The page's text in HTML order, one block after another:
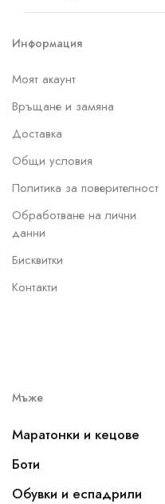
Информация
Моят акаунт
Връщане и замяна
Доставка
Общи условия
Политика за поверителност
Обработване на лични
данни
Бисквитки
Контакти
Мъже
Маратонки и кецове
Боти
Обувки и еспадрили